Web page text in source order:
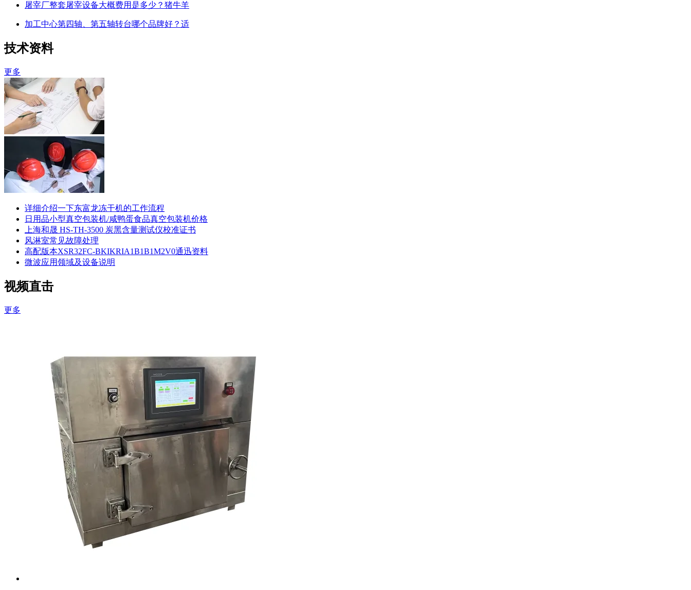
屠宰厂整套屠宰设备大概费用是多少？猪牛羊
加工中心第四轴、第五轴转台哪个品牌好？适
技术资料
更多
详细介绍一下东富龙冻干机的工作流程
日用品小型真空包装机/咸鸭蛋食品真空包装机价格
上海和晟 HS-TH-3500 炭黑含量测试仪校准证书
风淋室常见故障处理
高配版本XSR32FC-BKIKRIA1B1B1M2V0通迅资料
微波应用领域及设备说明
视频直击
更多